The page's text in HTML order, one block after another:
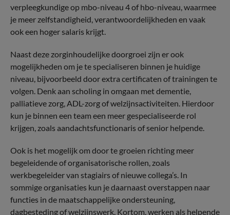
verpleegkundige op mbo-niveau 4 of hbo-niveau, waarmee
je meer zelfstandigheid, verantwoordelijkheden en vaak
ook een hoger salaris krijgt.
Naast deze zorginhoudelijke doorgroei zijn er ook
mogelijkheden om je te specialiseren binnen je huidige
niveau, bijvoorbeeld door extra certificaten of trainingen te
volgen. Denk aan scholing in omgaan met dementie,
palliatieve zorg, ADL-zorg of welzijnsactiviteiten. Hierdoor
kun je binnen een team een meer gespecialiseerde rol
krijgen, zoals aandachtsfunctionaris of senior helpende.
Ook is het mogelijk om door te groeien richting meer
begeleidende of organisatorische rollen, zoals
werkbegeleider van stagiairs of nieuwe collega’s. In
sommige organisaties kun je daarnaast overstappen naar
functies in de maatschappelijke ondersteuning,
dagbesteding of welzijnswerk. Kortom, werken als helpende